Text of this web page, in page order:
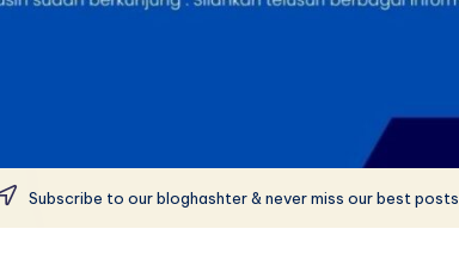
Subscribe to our bloghashter & never miss our best posts.